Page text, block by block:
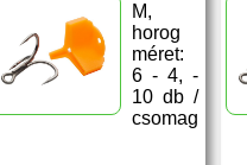
M,
horog
méret:
6 - 4, -
10 db /
csomag